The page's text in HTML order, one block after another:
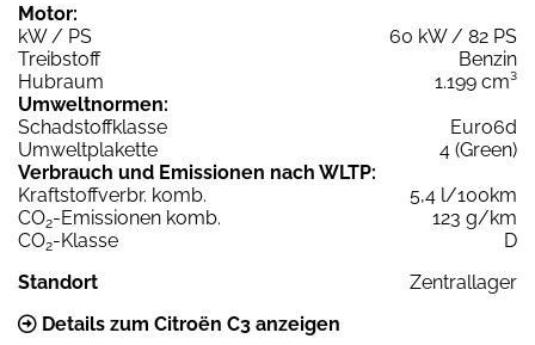
Motor:
kW / PS
60 kW / 82 PS
Treibstoff
Benzin
Hubraum
1.199 cm³
Umweltnormen:
Schadstoffklasse
Euro6d
Umweltplakette
4 (Green)
Verbrauch und Emissionen nach WLTP:
Kraftstoffverbr. komb.
5,4 l/100km
CO2-Emissionen komb.
123 g/km
CO2-Klasse
D
Standort
Zentrallager
Details zum Citroën C3 anzeigen